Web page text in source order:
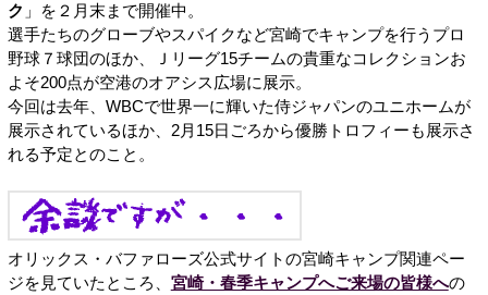
ク 」を２月末まで開催中。
選手たちのグローブやスパイクなど宮崎でキャンプを行うプロ
野球７球団のほか、Ｊリーグ15チームの貴重なコレクションお
よそ200点が空港のオアシス広場に展示。
今回は去年、WBCで世界一に輝いた侍ジャパンのユニホームが
展示されているほか、2月15日ごろから優勝トロフィーも展示さ
れる予定とのこと。
オリックス・バファローズ公式サイトの宮崎キャンプ関連ペー
ジを見ていたところ、 宮崎・春季キャンプへご来場の皆様への